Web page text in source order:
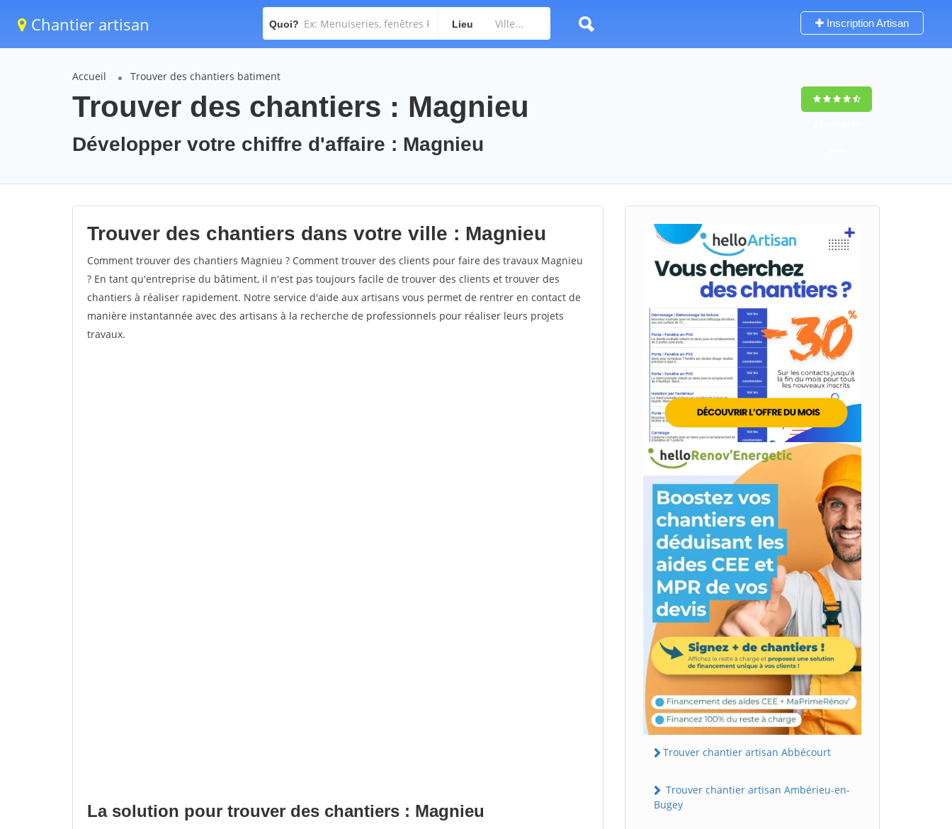
Chantier artisan Quoi? Lieu Inscription Artisan
Accueil Trouver des chantiers batiment
Trouver des chantiers : Magnieu
Développer votre chiffre d'affaire : Magnieu
Trouver des chantiers dans votre ville : Magnieu
Comment trouver des chantiers Magnieu ? Comment trouver des clients pour faire des travaux Magnieu
? En tant qu'entreprise du bâtiment, il n'est pas toujours facile de trouver des clients et trouver des
chantiers à réaliser rapidement. Notre service d'aide aux artisans vous permet de rentrer en contact de
manière instantannée avec des artisans à la recherche de professionnels pour réaliser leurs projets
travaux.
La solution pour trouver des chantiers : Magnieu
Trouver chantier artisan Abbécourt
Trouver chantier artisan Ambérieu-en-
Bugey